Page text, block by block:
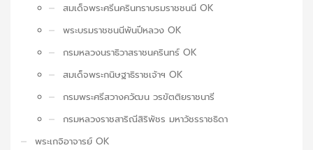
สมเด็จพระศรีนครินทราบรมราชชนนี OK
พระบรมราชชนนีพันปีหลวง OK
กรมหลวงนราธิวาสราชนครินทร์ OK
สมเด็จพระกนิษฐาธิราชเจ้าฯ OK
กรมพระศรีสวางควัฒน วรขัตติยราชนารี
กรมหลวงราชสาริณีสิริพัชร มหาวัชรราชธิดา
พระเกจิอาจารย์ OK